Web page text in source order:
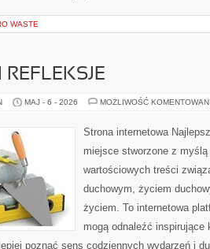
WASTE
MAJ - 6 - 2026 MOŻLIWOŚĆ
Strona internetowa
miejsce stworzone z
wartościowych treści
duchowym, życiem
życiem. To internetowa
mogą odnaleźć inspirujące
poznać sens codziennych wydarzeń i